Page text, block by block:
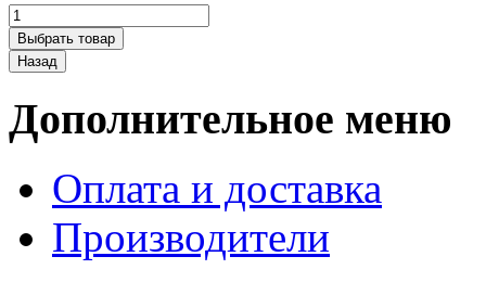
Дополнительное меню
Оплата и доставка
Производители